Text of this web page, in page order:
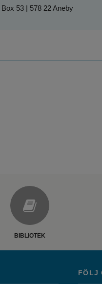
Box 53 | 578 22 Aneby
BIBLIOTEK
FÖLJ